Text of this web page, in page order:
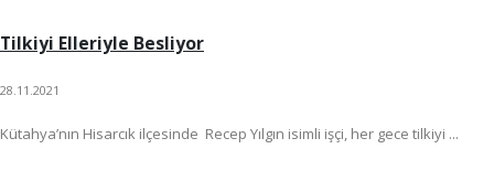
Tilkiyi Elleriyle Besliyor
28.11.2021
Kütahya’nın Hisarcık ilçesinde Recep Yılgın isimli işçi, her gece tilkiyi ...